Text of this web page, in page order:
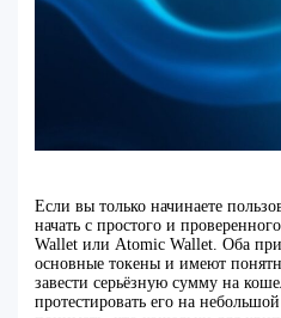
Если вы только начинаете
начать с простого и
Wallet или Atomic Wallet. Оба
основные токены и имеют
завести серьёзную сумму на
протестировать его на